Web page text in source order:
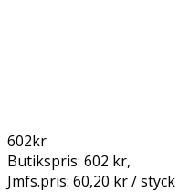
602kr
Butikspris: 602 kr,
Jmfs.pris: 60,20 kr / styck